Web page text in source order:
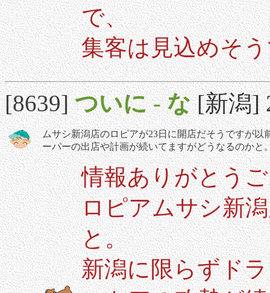
で、
集客は見込めそ
[8639]ついに-な [新潟]
ムサシ新潟店のロピアが23日に開店だそうですが
ーパーの出店や計画が続いてますがどうなるのかと
情報ありがとう
ロピアムサシ新
と。
新潟に限らずド